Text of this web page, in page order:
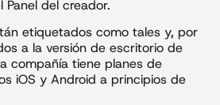
Panel del creador.
etiquetados como tales y, por
a la versión de escritorio de
compañía tiene planes de
iOS y Android a principios de